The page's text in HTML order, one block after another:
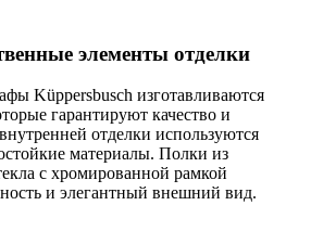
элементы отделки
Küppersbusch изготавливаются
гарантируют качество и
отделки используются
материалы. Полки из
с хромированной рамкой
и элегантный внешний вид.